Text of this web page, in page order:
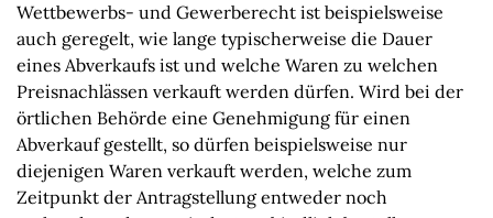
Wettbewerbs- und Gewerberecht ist beispielsweise
auch geregelt, wie lange typischerweise die Dauer
eines Abverkaufs ist und welche Waren zu welchen
Preisnachlässen verkauft werden dürfen. Wird bei der
örtlichen Behörde eine Genehmigung für einen
Abverkauf gestellt, so dürfen beispielsweise nur
diejenigen Waren verkauft werden, welche zum
Zeitpunkt der Antragstellung entweder noch